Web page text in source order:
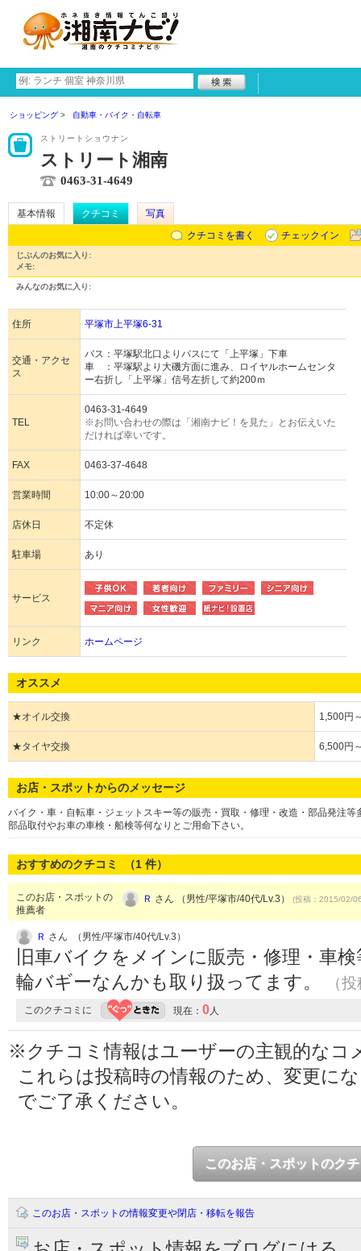
ショッピング 自動車・バイク・自転車
ストリートショウナン
ストリート湘南
0463-31-4649
基本情報 クチコミ
写真
クチコミを書く
チェックイン
じぶんのお気に入り:
メモ:
みんなのお気に入り:
住所 平塚市上平塚6-31
交通・アクセ
ス
バス：平塚駅北口よりバスにて「上平塚」下車
車 ：平塚駅より大磯方面に進み、ロイヤルホームセンタ
ー右折し「上平塚」信号左折して約200ｍ
TEL
0463-31-4649
※お問い合わせの際は「湘南ナビ！を見た」とお伝えいた
だければ幸いです。
FAX 0463-37-4648
営業時間 10:00～20:00
店休日 不定休
駐車場 あり
サービス
リンク ホームページ
オススメ
★オイル交換 1,500円
★タイヤ交換 6,500円
お店・スポットからのメッセージ
バイク・車・自転車・ジェットスキー等の販売・買取・修理・改造・部品発注等
部品取付やお車の車検・船検等何なりとご用命下さい。
おすすめのクチコミ （1 件）
このお店・スポットの
推薦者
Ｒ さん （男性/平塚市/40代/Lv.3） (投稿：2015/02/
Ｒ さん （男性/平塚市/40代/Lv.3）
旧車バイクをメインに販売・修理・車
輪バギーなんかも取り扱ってます。
（
このクチコミに 現在： 0人
※クチコミ情報はユーザーの主観的なコ
これらは投稿時の情報のため、変更に
でご了承ください。
このお店・スポットのク
このお店・スポットの情報変更や閉店・移転を報告